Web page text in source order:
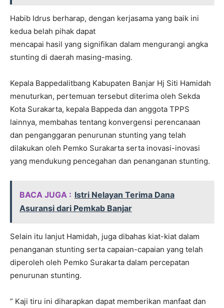
Habib Idrus berharap, dengan kerjasama yang baik ini
kedua belah pihak dapat
mencapai hasil yang signifikan dalam mengurangi angka
stunting di daerah masing-masing.
Kepala Bappedalitbang Kabupaten Banjar Hj Siti Hamidah
menuturkan, pertemuan tersebut diterima oleh Sekda
Kota Surakarta, kepala Bappeda dan anggota TPPS
lainnya, membahas tentang konvergensi perencanaan
dan penganggaran penurunan stunting yang telah
dilakukan oleh Pemko Surakarta serta inovasi-inovasi
yang mendukung pencegahan dan penanganan stunting.
BACA JUGA : Istri Nelayan Terima Dana
Asuransi dari Pemkab Banjar
Selain itu lanjut Hamidah, juga dibahas kiat-kiat dalam
penanganan stunting serta capaian-capaian yang telah
diperoleh oleh Pemko Surakarta dalam percepatan
penurunan stunting.
” Kaji tiru ini diharapkan dapat memberikan manfaat dan